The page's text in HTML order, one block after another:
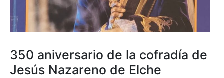
350 aniversario de la cofradía de
Jesús Nazareno de Elche